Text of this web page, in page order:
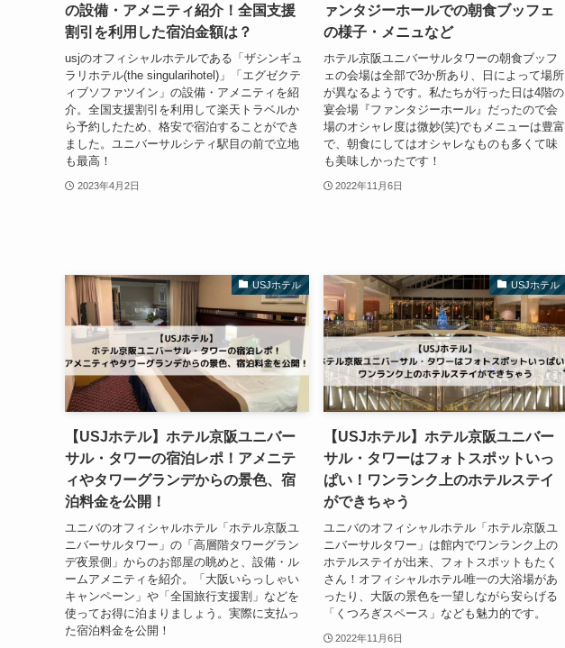
の設備・アメニティ紹介！全国支援
割引を利用した宿泊金額は？
usjのオフィシャルホテルである「ザシンギュ
ラリホテル(the singularihotel)」「エグゼクテ
ィブソファツイン」の設備・アメニティを紹
介。全国支援割引を利用して楽天トラベルか
ら予約したため、格安で宿泊することができ
ました。ユニバーサルシティ駅目の前で立地
も最高！
2023年4月2日
ァンタジーホールでの朝食ブッフェ
の様子・メニュなど
ホテル京阪ユニバーサルタワーの朝食ブッフ
ェの会場は全部で3か所あり、日によって場所
が異なるようです。私たちが行った日は4階の
宴会場『ファンタジーホール』だったので会
場のオシャレ度は微妙(笑)でもメニューは豊富
で、朝食にしてはオシャレなものも多くて味
も美味しかったです！
2022年11月6日
USJホテル
【USJホテル】ホテル京阪ユニバー
サル・タワーの宿泊レポ！アメニテ
ィやタワーグランデからの景色、宿
泊料金を公開！
ユニバのオフィシャルホテル「ホテル京阪ユ
ニバーサルタワー」の「高層階タワーグラン
デ夜景側」からのお部屋の眺めと、設備・ル
ームアメニティを紹介。「大阪いらっしゃい
キャンペーン」や「全国旅行支援割」などを
使ってお得に泊まりましょう。実際に支払っ
た宿泊料金を公開！
USJホテル
【USJホテル】ホテル京阪ユニバー
サル・タワーはフォトスポットいっ
ぱい！ワンランク上のホテルステイ
ができちゃう
ユニバのオフィシャルホテル「ホテル京阪ユ
ニバーサルタワー」は館内でワンランク上の
ホテルステイが出来、フォトスポットもたく
さん！オフィシャルホテル唯一の大浴場があ
ったり、大阪の景色を一望しながら安らげる
「くつろぎスペース」なども魅力的です。
2022年11月6日